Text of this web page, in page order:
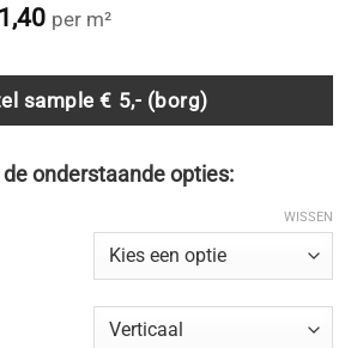
Prijsklasse:
€ 331,40
per m²
sample € 5,- (borg)
onderstaande opties:
WISSEN